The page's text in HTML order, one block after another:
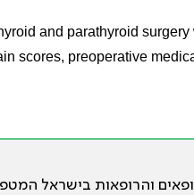
and parathyroid
scores, preoperative
והרופאות בישראל